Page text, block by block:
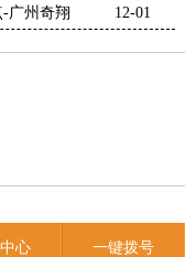
广州奇翔 12-01
心 一键拨号